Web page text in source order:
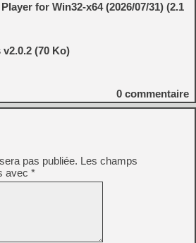
for Win32-x64 (2026/07/31) (2.1
(70 Ko)
0 commentaire
pas publiée. Les champs
avec *